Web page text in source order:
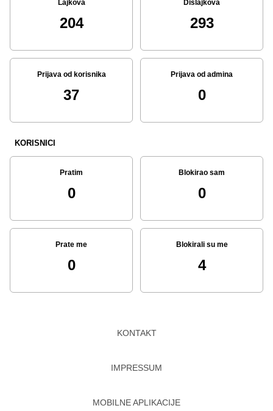
Lajkova
204
Dislajkova
293
Prijava od korisnika
37
Prijava od admina
0
KORISNICI
Pratim
0
Blokirao sam
0
Prate me
0
Blokirali su me
4
KONTAKT
IMPRESSUM
MOBILNE APLIKACIJE